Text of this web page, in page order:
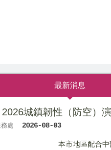
最新消息
2026城鎮韌性（防空）
處 2026-08-03
本市地區配合